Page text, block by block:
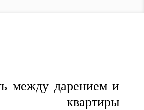
между дарением и
квартиры